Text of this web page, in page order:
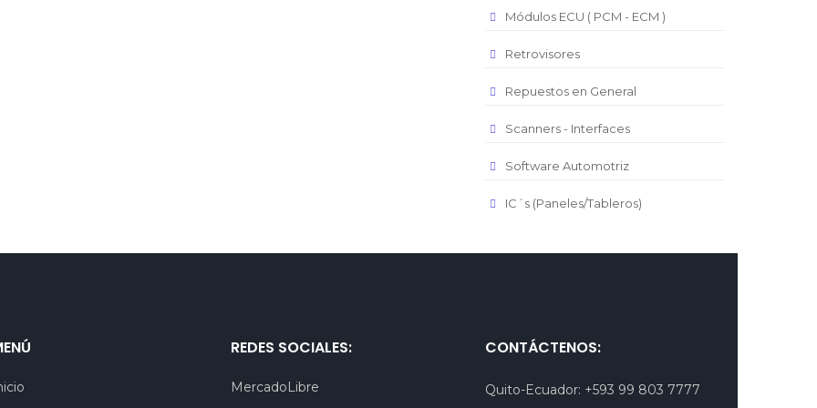
Módulos ECU ( PCM - ECM )
Retrovisores
Repuestos en General
Scanners - Interfaces
Software Automotriz
IC´s (Paneles/Tableros)
REDES SOCIALES:
MercadoLibre
CONTÁCTENOS:
Quito-Ecuador: +593 99 803 7777